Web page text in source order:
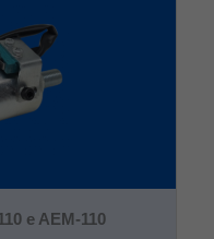
e AEM-110